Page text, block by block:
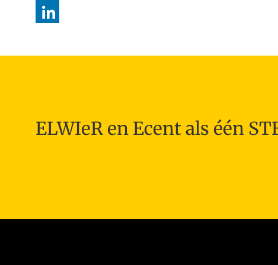
ELWIeR en Ecent als één